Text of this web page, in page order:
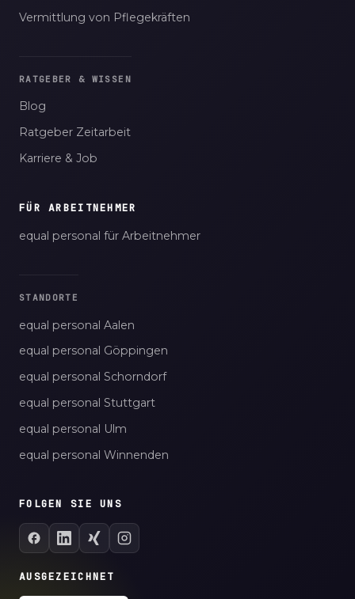
Vermittlung von Pflegekräften
RATGEBER & WISSEN
Blog
Ratgeber Zeitarbeit
Karriere & Job
FÜR ARBEITNEHMER
equal personal für Arbeitnehmer
STANDORTE
equal personal Aalen
equal personal Göppingen
equal personal Schorndorf
equal personal Stuttgart
equal personal Ulm
equal personal Winnenden
FOLGEN SIE UNS
AUSGEZEICHNET